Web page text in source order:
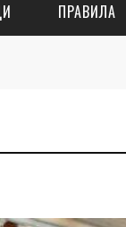
ПРАВИЛА